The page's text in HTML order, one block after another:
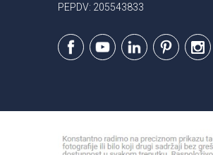
PEPDV: 205543833